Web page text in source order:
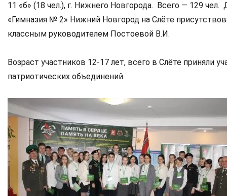
11 «б» (18 чел.), г. Нижнего Новгорода. Всего — 129
«Гимназия № 2» Нижний Новгород на Слёте
классным руководителем Постоевой В.И.
Возраст участников 12-17 лет, всего в Слёте приняли
патриотических объединений.